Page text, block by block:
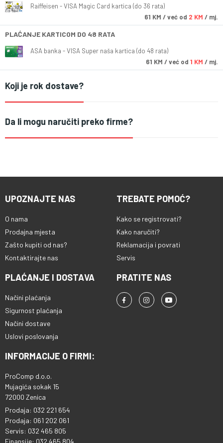
Raiffeisen - VISA Magic Card kartica (do 36 rata)
61 KM / već od 2 KM / mj.
PLAĆANJE KARTICOM DO 48 RATA
ASA banka - VISA Super naša kartica (do 48 rata)
61 KM / već od 1 KM / mj.
Koji je rok dostave?
Da li mogu naručiti preko firme?
UPOZNAJTE NAS
O nama
Prodajna mjesta
Zašto kupiti od nas?
Kontaktirajte nas
TREBATE POMOĆ?
Kako se registrovati?
Kako naručiti?
Reklamacija i povrati
Servis
PLAĆANJE I DOSTAVA
Načini plaćanja
Sigurnost plaćanja
Načini dostave
Uslovi poslovanja
PRATITE NAS
INFORMACIJE O FIRMI:
ProComp d.o.o.
Mujagića sokak 15
72000 Zenica
Prodaja: 032 221 654
Prodaja: 061 202 061
Servis: 032 465 805